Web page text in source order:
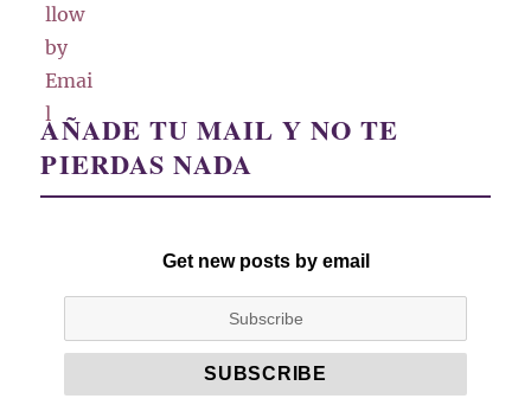
AÑADE TU MAIL Y NO TE
PIERDAS NADA
Get new posts by email